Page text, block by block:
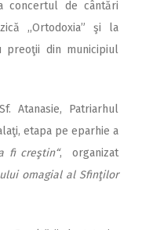
concertul de cântări
,,Ortodoxia” şi la
preoţii din municipiul
Atanasie, Patriarhul
etapa pe eparhie a
fi creştin“, organizat
omagial al Sfinţilor